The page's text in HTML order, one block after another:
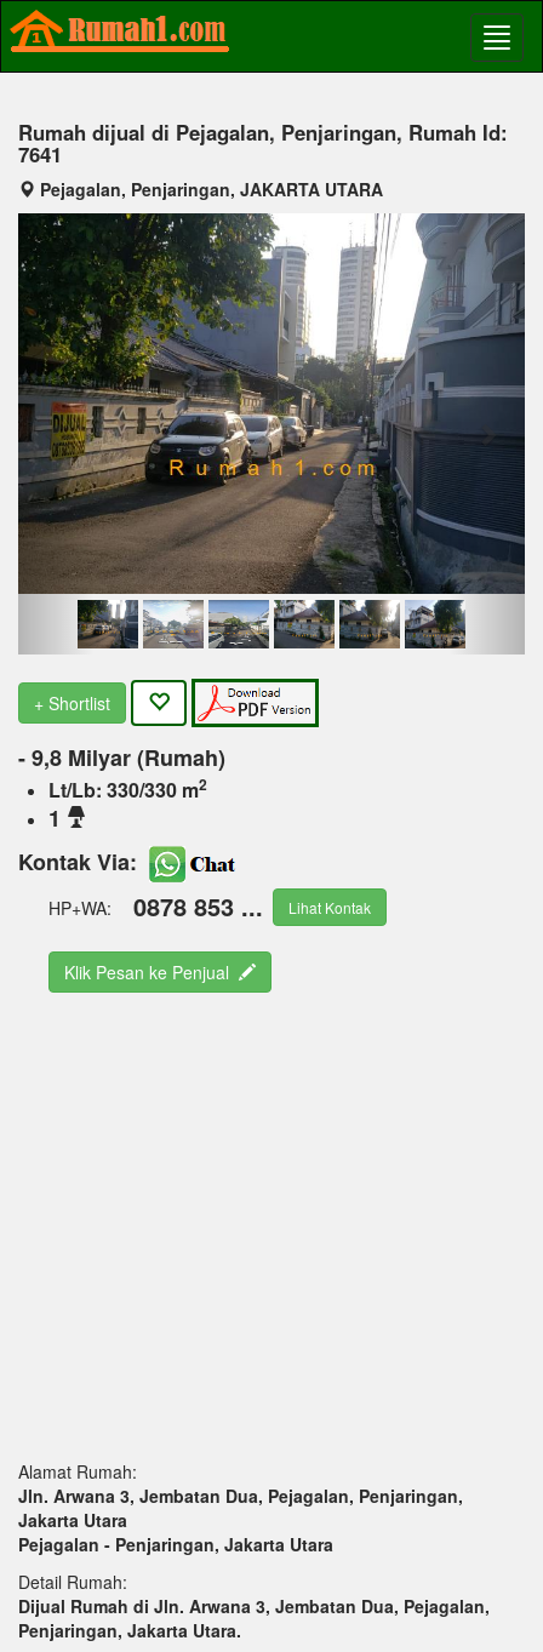
Rumah dijual di Pejagalan, Penjaringan, Rumah Id:
7641
Pejagalan, Penjaringan, JAKARTA UTARA
Previous Next
+ Shortlist
- 9,8 Milyar (Rumah)
Lt/Lb: 330/330 m2
1
Kontak Via:
HP+WA: 0878 853 ... Lihat Kontak
Klik Pesan ke Penjual
Alamat Rumah:
Jln. Arwana 3, Jembatan Dua, Pejagalan, Penjaringan,
Jakarta Utara
Pejagalan - Penjaringan, Jakarta Utara
Detail Rumah:
Dijual Rumah di Jln. Arwana 3, Jembatan Dua, Pejagalan,
Penjaringan, Jakarta Utara.